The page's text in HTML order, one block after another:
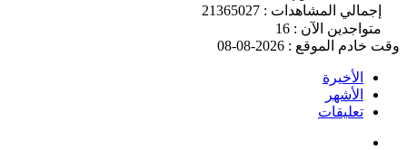
إجمالي المشاهدات : 21365027
متواجدين الآن : 16
وقت خادم الموقع : 2026-08-08
الأخيرة
الأشهر
تعليقات